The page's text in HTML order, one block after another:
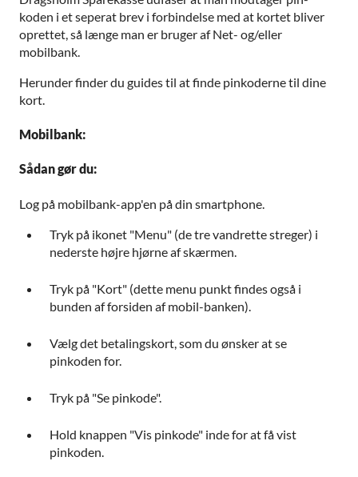
koden i et seperat brev i forbindelse med at kortet bliver
oprettet, så længe man er bruger af Net- og/eller
mobilbank.
Herunder finder du guides til at finde pinkoderne til dine
kort.
Mobilbank:
Sådan gør du:
Log på mobilbank-app'en på din smartphone.
Tryk på ikonet "Menu" (de tre vandrette streger) i
nederste højre hjørne af skærmen.
Tryk på "Kort" (dette menu punkt findes også i
bunden af forsiden af mobil-banken).
Vælg det betalingskort, som du ønsker at se
pinkoden for.
Tryk på "Se pinkode".
Hold knappen "Vis pinkode" inde for at få vist
pinkoden.